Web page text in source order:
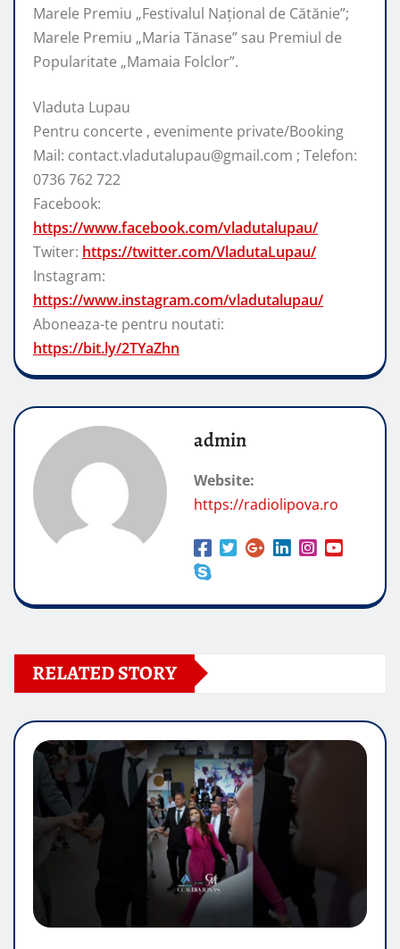
Marele Premiu „Festivalul Național de Cătănie”;
Marele Premiu „Maria Tănase” sau Premiul de
Popularitate „Mamaia Folclor”.
Vladuta Lupau
Pentru concerte , evenimente private/Booking
Mail: contact.vladutalupau@gmail.com ; Telefon:
0736 762 722
Facebook:
https://www.facebook.com/vladutalupau/
Twiter: https://twitter.com/VladutaLupau/
Instagram:
https://www.instagram.com/vladutalupau/
Aboneaza-te pentru noutati:
https://bit.ly/2TYaZhn
admin
Website:
https://radiolipova.ro
RELATED STORY